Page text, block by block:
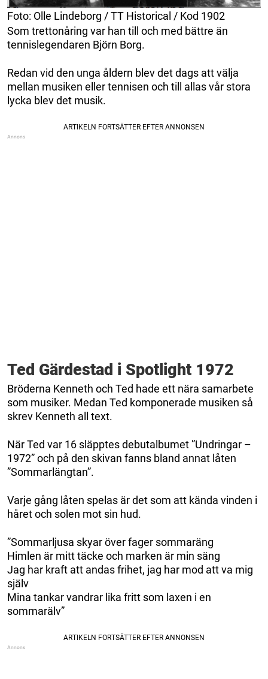
Foto: Olle Lindeborg / TT Historical / Kod 1902
Som trettonåring var han till och med bättre än
tennislegendaren Björn Borg.
Redan vid den unga åldern blev det dags att välja
mellan musiken eller tennisen och till allas vår stora
lycka blev det musik.
Ted Gärdestad i Spotlight 1972
Bröderna Kenneth och Ted hade ett nära samarbete
som musiker. Medan Ted komponerade musiken så
skrev Kenneth all text.
När Ted var 16 släpptes debutalbumet ”Undringar –
1972” och på den skivan fanns bland annat låten
”Sommarlängtan”.
Varje gång låten spelas är det som att kända vinden i
håret och solen mot sin hud.
”Sommarljusa skyar över fager sommaräng
Himlen är mitt täcke och marken är min säng
Jag har kraft att andas frihet, jag har mod att va mig
själv
Mina tankar vandrar lika fritt som laxen i en
sommarälv”